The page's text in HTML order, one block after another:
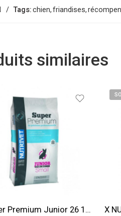
Tags:chien,friandises,
similaires
Super Premium Junior 26 16 Small dog 1,5 KG